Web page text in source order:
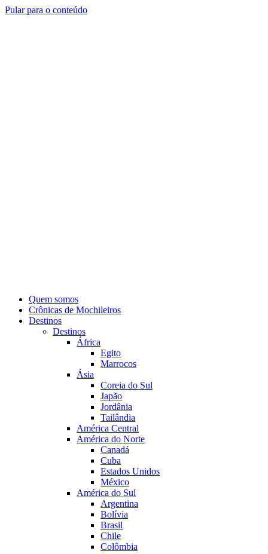
Pular para o conteúdo
Quem somos
Crônicas de Mochileiros
Destinos
Destinos
África
Egito
Marrocos
Ásia
Coreia do Sul
Japão
Jordânia
Tailândia
América Central
América do Norte
Canadá
Cuba
Estados Unidos
México
América do Sul
Argentina
Bolívia
Brasil
Chile
Colômbia